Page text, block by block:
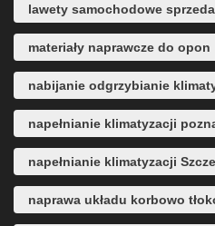
lawety samochodowe
materiały naprawcze do opon
nabijanie odgrzybianie
napełnianie klimatyzacji
napełnianie klimatyzacji
naprawa układu korbowo